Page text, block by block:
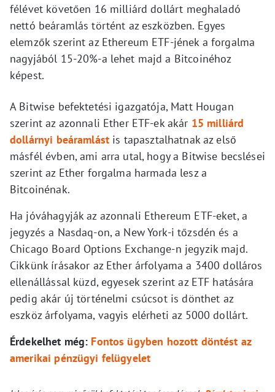
félévet követően 16 milliárd dollárt meghaladó
nettó beáramlás történt az eszközben. Egyes
elemzők szerint az Ethereum ETF-jének a forgalma
nagyjából 15-20%-a lehet majd a Bitcoinéhoz
képest.
A Bitwise befektetési igazgatója, Matt Hougan
szerint az azonnali Ether ETF-ek akár 15 milliárd
dollárnyi beáramlást is tapasztalhatnak az első
másfél évben, ami arra utal, hogy a Bitwise becslései
szerint az Ether forgalma harmada lesz a
Bitcoinénak.
Ha jóváhagyják az azonnali Ethereum ETF-eket, a
jegyzés a Nasdaq-on, a New York-i tőzsdén és a
Chicago Board Options Exchange-n jegyzik majd.
Cikkünk írásakor az Ether árfolyama a 3400 dolláros
ellenállással küzd, egyesek szerint az ETF hatására
pedig akár új történelmi csúcsot is dönthet az
eszköz árfolyama, vagyis elérheti az 5000 dollárt.
Érdekelhet még: Fontos ügyben hozott döntést az
amerikai pénzügyi felügyelet